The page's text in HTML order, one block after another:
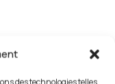
des technologies telles
HABITAT